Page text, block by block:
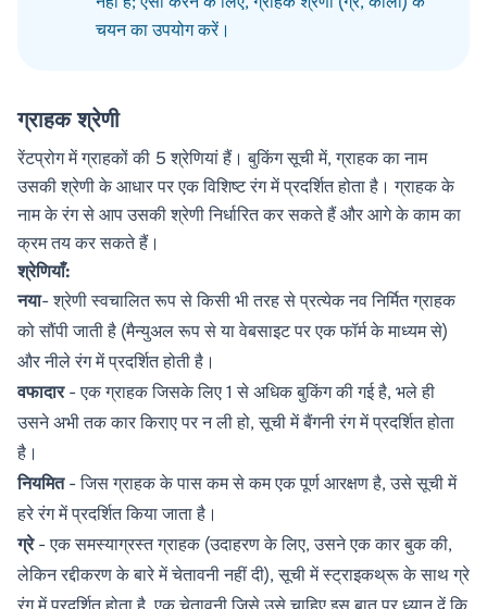
चयन का उपयोग करें।
ग्राहक श्रेणी
रेंटप्रोग में ग्राहकों की 5 श्रेणियां हैं। बुकिंग सूची में, ग्राहक का नाम
उसकी श्रेणी के आधार पर एक विशिष्ट रंग में प्रदर्शित होता है। ग्राहक के
नाम के रंग से आप उसकी श्रेणी निर्धारित कर सकते हैं और आगे के काम का
क्रम तय कर सकते हैं।
श्रेणियाँ:
नया- श्रेणी स्वचालित रूप से किसी भी तरह से प्रत्येक नव निर्मित ग्राहक
को सौंपी जाती है (मैन्युअल रूप से या वेबसाइट पर एक फॉर्म के माध्यम से)
और नीले रंग में प्रदर्शित होती है।
वफादार- एक ग्राहक जिसके लिए 1 से अधिक बुकिंग की गई है, भले ही
उसने अभी तक कार किराए पर न ली हो, सूची में बैंगनी रंग में प्रदर्शित होता
है।
नियमित- जिस ग्राहक के पास कम से कम एक पूर्ण आरक्षण है, उसे सूची में
हरे रंग में प्रदर्शित किया जाता है।
ग्रे- एक समस्याग्रस्त ग्राहक (उदाहरण के लिए, उसने एक कार बुक की,
लेकिन रद्दीकरण के बारे में चेतावनी नहीं दी), सूची में स्ट्राइकथ्रू के साथ ग्रे